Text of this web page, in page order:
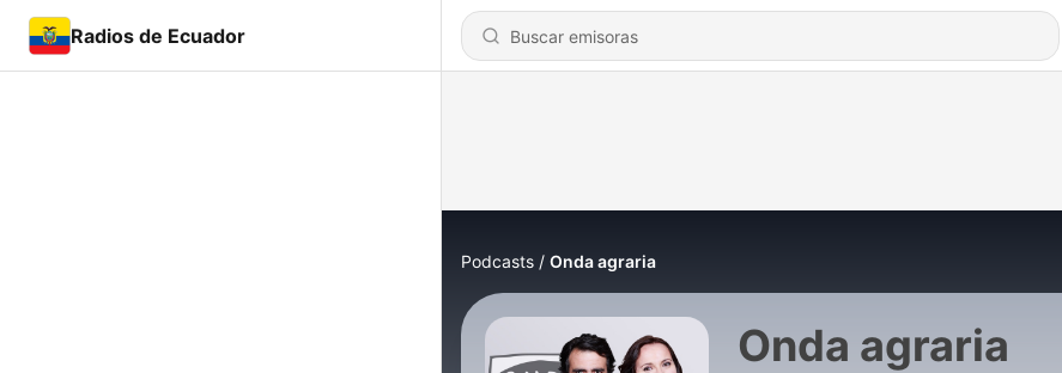
Radios de Ecuador
Podcasts Onda agraria
Onda agraria